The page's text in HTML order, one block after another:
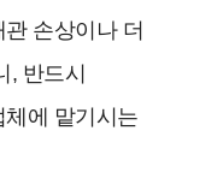
손상이나 더
, 반드시
에 맡기시는